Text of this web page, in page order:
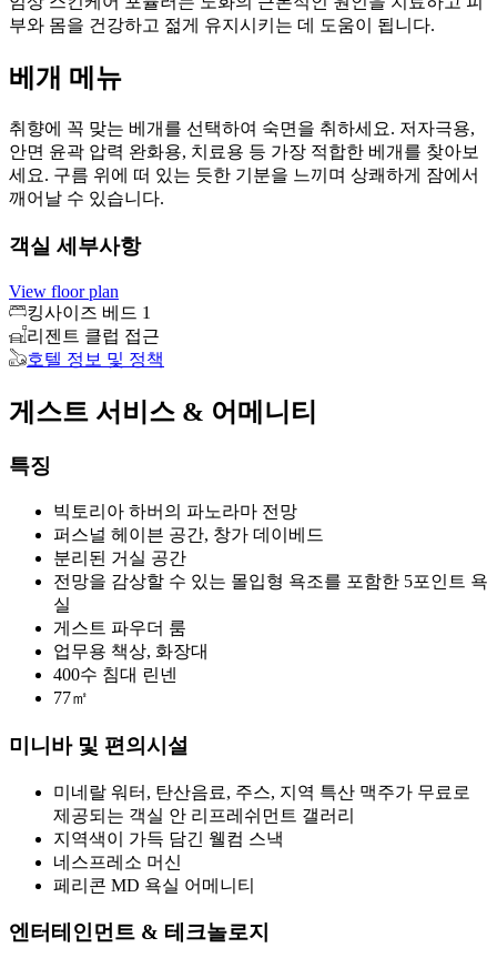
부와 몸을 건강하고 젊게 유지시키는 데 도움이 됩니다.
베개 메뉴
취향에 꼭 맞는 베개를 선택하여 숙면을 취하세요. 저자극용,
안면 윤곽 압력 완화용, 치료용 등 가장 적합한 베개를 찾아보
세요. 구름 위에 떠 있는 듯한 기분을 느끼며 상쾌하게 잠에서
깨어날 수 있습니다.
객실 세부사항
View floor plan
킹사이즈 베드 1
리젠트 클럽 접근
호텔 정보 및 정책
게스트 서비스 & 어메니티
특징
빅토리아 하버의 파노라마 전망
퍼스널 헤이븐 공간, 창가 데이베드
분리된 거실 공간
전망을 감상할 수 있는 몰입형 욕조를 포함한 5포인트 욕
실
게스트 파우더 룸
업무용 책상, 화장대
400수 침대 린넨
77㎡
미니바 및 편의시설
미네랄 워터, 탄산음료, 주스, 지역 특산 맥주가 무료로
제공되는 객실 안 리프레쉬먼트 갤러리
지역색이 가득 담긴 웰컴 스낵
네스프레소 머신
페리콘 MD 욕실 어메니티
엔터테인먼트 & 테크놀로지